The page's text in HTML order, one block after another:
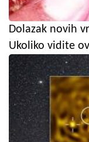
Dolazak novih
Ukoliko vidite